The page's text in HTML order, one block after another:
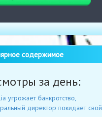
содержимое
за день:
угрожает банкротство,
директор покидает свой